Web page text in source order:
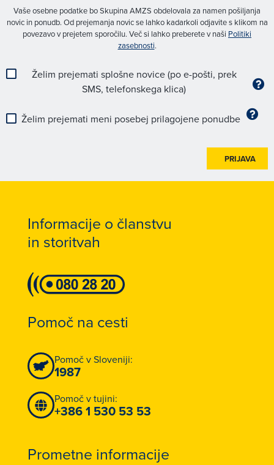
Vaše osebne podatke bo Skupina AMZS obdelovala za namen pošiljanja
novic in ponudb. Od prejemanja novic se lahko kadarkoli odjavite s klikom na
povezavo v prejetem sporočilu. Več si lahko preberete v naši Politiki
zasebnosti.
Želim prejemati splošne novice (po e-pošti, prek
SMS, telefonskega klica)
Želim prejemati meni posebej prilagojene ponudbe
PRIJAVA
Informacije o članstvu
in storitvah
Pomoč na cesti
Pomoč v Sloveniji:
1987
Pomoč v tujini:
+386 1 530 53 53
Prometne informacije